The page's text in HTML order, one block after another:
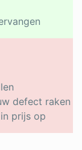
defect raken
prijs op